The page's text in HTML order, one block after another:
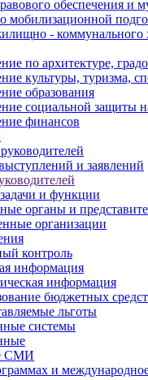
обеспечения и
мобилизационной
- коммунального
по архитектуре,
культуры, туризма,
образования
социальной защиты
финансов
и заявлений
и функции
органы и
организации
контроль
информация
информация
бюджетных
льготы
системы
СМИ
и